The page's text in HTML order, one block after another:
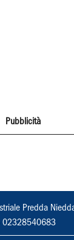
Pubblicità
Predda
02328540683